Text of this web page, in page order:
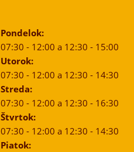
Pondelok:
07:30 - 12:00 a 12:30 - 15:00
Utorok:
07:30 - 12:00 a 12:30 - 14:30
Streda:
07:30 - 12:00 a 12:30 - 16:30
Štvrtok:
07:30 - 12:00 a 12:30 - 14:30
Piatok: